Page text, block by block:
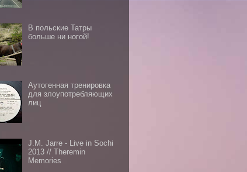
В польские Татры
больше ни ногой!
Аутогенная тренировка
для злоупотребляющих
лиц
J.M. Jarre - Live in Sochi
2013 // Theremin
Memories